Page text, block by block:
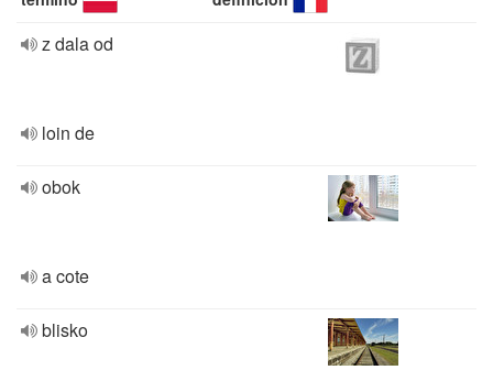
z dala od
loin de
obok
a cote
blisko